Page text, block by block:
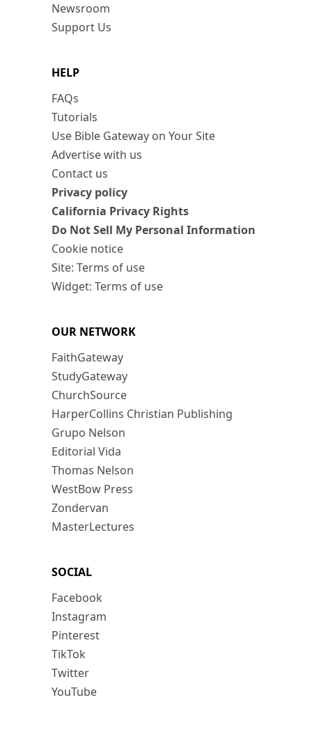
Newsroom
Support Us
HELP
FAQs
Tutorials
Use Bible Gateway on Your Site
Advertise with us
Contact us
Privacy policy
California Privacy Rights
Do Not Sell My Personal Information
Cookie notice
Site: Terms of use
Widget: Terms of use
OUR NETWORK
FaithGateway
StudyGateway
ChurchSource
HarperCollins Christian Publishing
Grupo Nelson
Editorial Vida
Thomas Nelson
WestBow Press
Zondervan
MasterLectures
SOCIAL
Facebook
Instagram
Pinterest
TikTok
Twitter
YouTube